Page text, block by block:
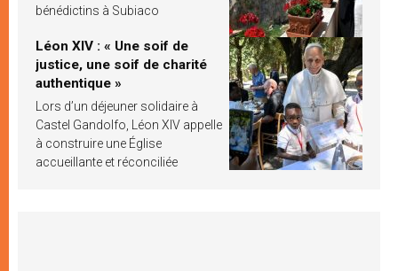
bénédictins à Subiaco
Léon XIV : « Une soif de
justice, une soif de charité
authentique »
Lors d’un déjeuner solidaire à
Castel Gandolfo, Léon XIV appelle
à construire une Église
accueillante et réconciliée